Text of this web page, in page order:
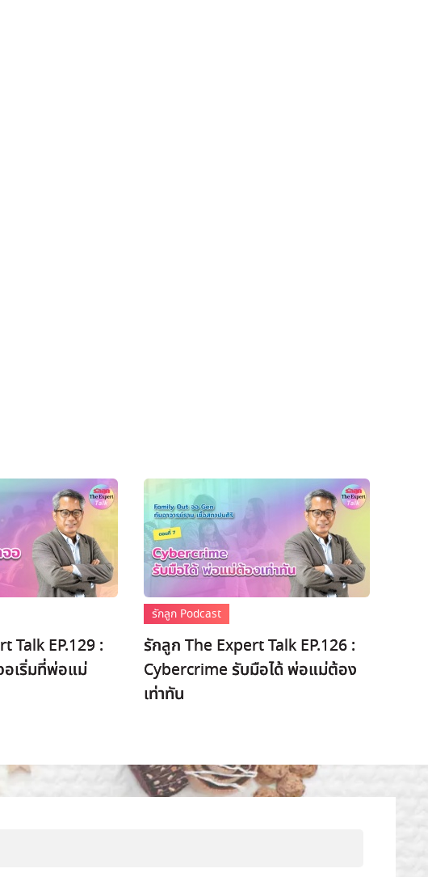
Talk EP.129 :
เริ่มที่พ่อแม่
รักลูก Podcast
รักลูก The Expert Talk EP.126 :
Cybercrime รับมือได้ พ่อแม่ต้อง
เท่าทัน